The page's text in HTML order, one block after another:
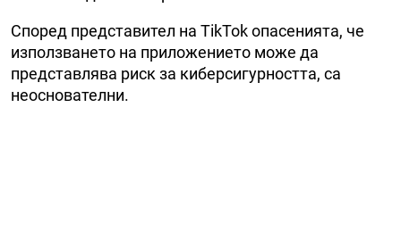
Според представител на TikTok опасенията, че
използването на приложението може да
представлява риск за киберсигурността, са
неоснователни.